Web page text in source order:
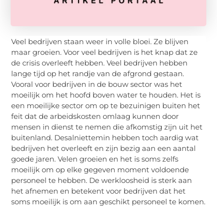
Veel bedrijven staan weer in volle bloei. Ze blijven
maar groeien. Voor veel bedrijven is het knap dat ze
de crisis overleeft hebben. Veel bedrijven hebben
lange tijd op het randje van de afgrond gestaan.
Vooral voor bedrijven in de bouw sector was het
moeilijk om het hoofd boven water te houden. Het is
een moeilijke sector om op te bezuinigen buiten het
feit dat de arbeidskosten omlaag kunnen door
mensen in dienst te nemen die afkomstig zijn uit het
buitenland. Desalniettemin hebben toch aardig wat
bedrijven het overleeft en zijn bezig aan een aantal
goede jaren. Velen groeien en het is soms zelfs
moeilijk om op elke gegeven moment voldoende
personeel te hebben. De werkloosheid is sterk aan
het afnemen en betekent voor bedrijven dat het
soms moeilijk is om aan geschikt personeel te komen.